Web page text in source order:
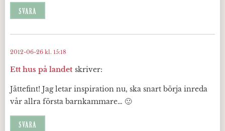
SVARA
Ett hus på landet skriver:
2012-06-26 kl. 15:18
Jättefint! Jag letar inspiration nu, ska snart börja inreda
vår allra första barnkammare… 🙂
SVARA